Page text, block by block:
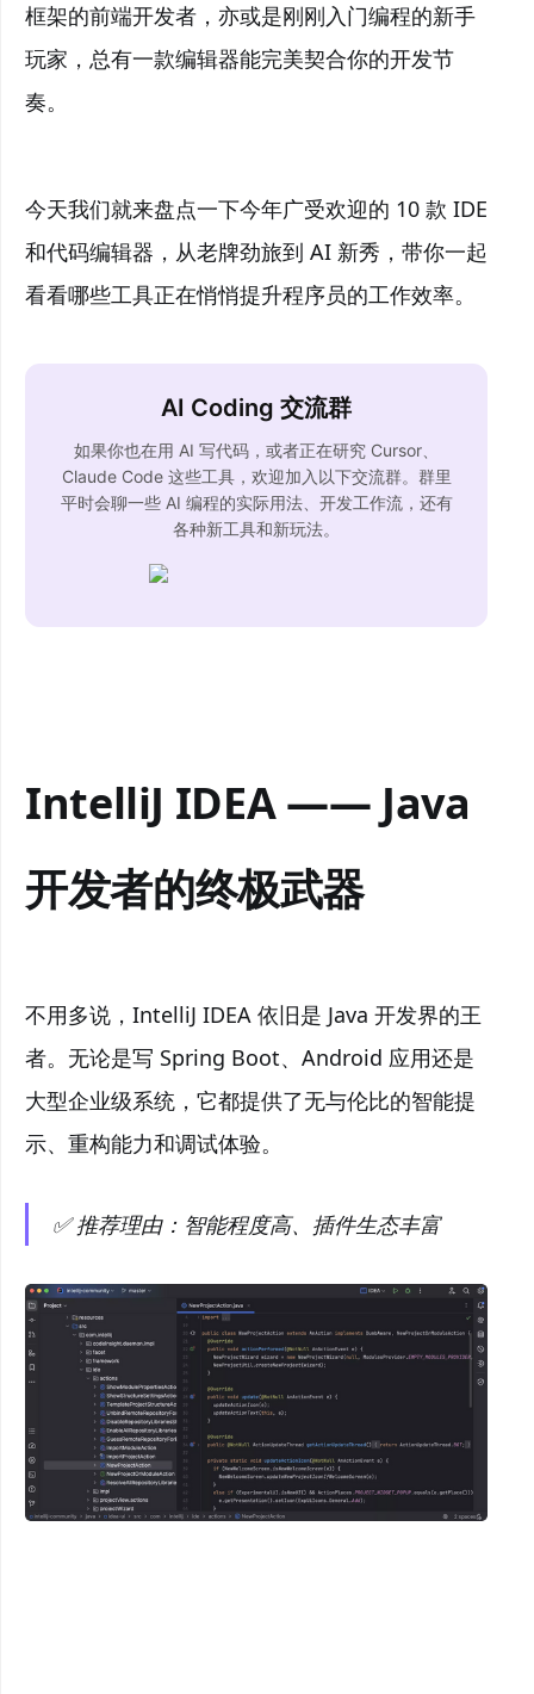
框架的前端开发者，亦或是刚刚入门编程的新手
玩家，总有一款编辑器能完美契合你的开发节
奏。
今天我们就来盘点一下今年广受欢迎的 10 款 IDE
和代码编辑器，从老牌劲旅到 AI 新秀，带你一起
看看哪些工具正在悄悄提升程序员的工作效率。
AI Coding 交流群
如果你也在用 AI 写代码，或者正在研究 Cursor、
Claude Code 这些工具，欢迎加入以下交流群。群里
平时会聊一些 AI 编程的实际用法、开发工作流，还有
各种新工具和新玩法。
IntelliJ IDEA —— Java
开发者的终极武器
不用多说，IntelliJ IDEA 依旧是 Java 开发界的王
者。无论是写 Spring Boot、Android 应用还是
大型企业级系统，它都提供了无与伦比的智能提
示、重构能力和调试体验。
✅ 推荐理由：智能程度高、插件生态丰富